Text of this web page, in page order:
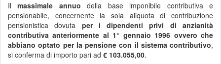
Ilmassimale annuo della base imponibile contributiva e
pensionabile, concernente la sola aliquota di contribuzione
pensionistica dovuta per i dipendenti privi di anzianità
contributiva anteriormente al 1° gennaio 1996 ovvero che
abbiano optato per la pensione con il sistema contributivo,
si conferma di importo pari ad € 103.055,00.